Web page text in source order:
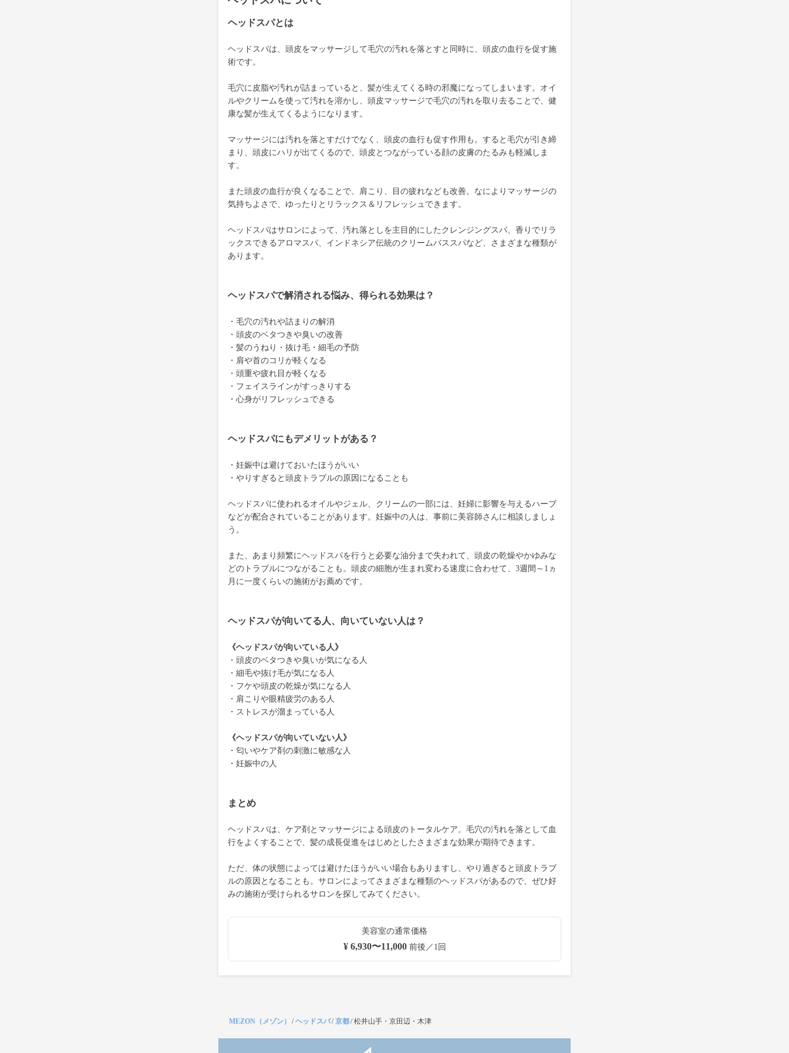
ヘッドスパとは
ヘッドスパは、頭皮をマッサージして毛穴の汚れを落とすと同時に、頭皮の血行を促す施
術です。
毛穴に皮脂や汚れが詰まっていると、髪が生えてくる時の邪魔になってしまいます。オイ
ルやクリームを使って汚れを溶かし、頭皮マッサージで毛穴の汚れを取り去ることで、健
康な髪が生えてくるようになります。
マッサージには汚れを落とすだけでなく、頭皮の血行も促す作用も。すると毛穴が引き締
まり、頭皮にハリが出てくるので、頭皮とつながっている顔の皮膚のたるみも軽減しま
す。
また頭皮の血行が良くなることで、肩こり、目の疲れなども改善。なによりマッサージの
気持ちよさで、ゆったりとリラックス＆リフレッシュできます。
ヘッドスパはサロンによって、汚れ落としを主目的にしたクレンジングスパ、香りでリラ
ックスできるアロマスパ、インドネシア伝統のクリームバススパなど、さまざまな種類が
あります。
ヘッドスパで解消される悩み、得られる効果は？
・毛穴の汚れや詰まりの解消
・頭皮のベタつきや臭いの改善
・髪のうねり・抜け毛・細毛の予防
・肩や首のコリが軽くなる
・頭重や疲れ目が軽くなる
・フェイスラインがすっきりする
・心身がリフレッシュできる
ヘッドスパにもデメリットがある？
・妊娠中は避けておいたほうがいい
・やりすぎると頭皮トラブルの原因になることも
ヘッドスパに使われるオイルやジェル、クリームの一部には、妊婦に影響を与えるハーブ
などが配合されていることがあります。妊娠中の人は、事前に美容師さんに相談しましょ
う。
また、あまり頻繁にヘッドスパを行うと必要な油分まで失われて、頭皮の乾燥やかゆみな
どのトラブルにつながることも。頭皮の細胞が生まれ変わる速度に合わせて、3週間～1ヵ
月に一度くらいの施術がお薦めです。
ヘッドスパが向いてる人、向いていない人は？
《ヘッドスパが向いている人》
・頭皮のベタつきや臭いが気になる人
・細毛や抜け毛が気になる人
・フケや頭皮の乾燥が気になる人
・肩こりや眼精疲労のある人
・ストレスが溜まっている人
《ヘッドスパが向いていない人》
・匂いやケア剤の刺激に敏感な人
・妊娠中の人
まとめ
ヘッドスパは、ケア剤とマッサージによる頭皮のトータルケア。毛穴の汚れを落として血
行をよくすることで、髪の成長促進をはじめとしたさまざまな効果が期待できます。
ただ、体の状態によっては避けたほうがいい場合もありますし、やり過ぎると頭皮トラブ
ルの原因となることも。サロンによってさまざまな種類のヘッドスパがあるので、ぜひ好
みの施術が受けられるサロンを探してみてください。
美容室の通常価格
¥ 6,930〜11,000前後／1回
MEZON（メゾン） /ヘッドスパ/京都/松井山手・京田辺・木津